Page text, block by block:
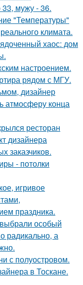
мужу - 36.
"Температуры"
климата.
хаос: дом
настроением.
рядом с МГУ.
дизайнер
атмосферу конца
ресторан
дизайнера
заказчиков.
- потолки
игривое
праздника.
особый
радикально, а
с полуостровом.
в Тоскане.